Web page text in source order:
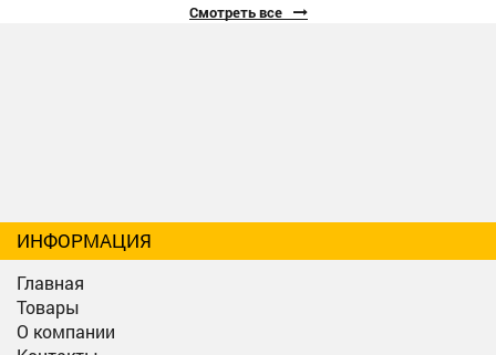
Смотреть все
ИНФОРМАЦИЯ
Главная
Товары
О компании